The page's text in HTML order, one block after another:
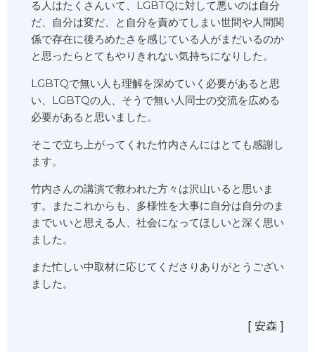
る人はたくさんいて、LGBTQに対して悪いのは自分
だ、自分は変だ、と自分を責めてしまい世間や人間関
係で存在に後ろめたさを感じている人がまだいるのか
と思ったらとてもやりきれない気持ちになりした。
LGBTQで無い人も理解を深めていく必要があると思
い、LGBTQの人、そうで無い人同士の交流を広める
必要があると思いました。
そこで立ち上がってくれた竹内さんにはとても感謝し
ます。
竹内さんの講演で救われた方々は沢山いると思いま
す。またこれからも、多様性を大事に自分は自分のま
までいいと思える人、社会になってほしいと深く思い
ました。
また忙しい中取材に応じてくださりありがとうござい
ました。
[ 安森 ]